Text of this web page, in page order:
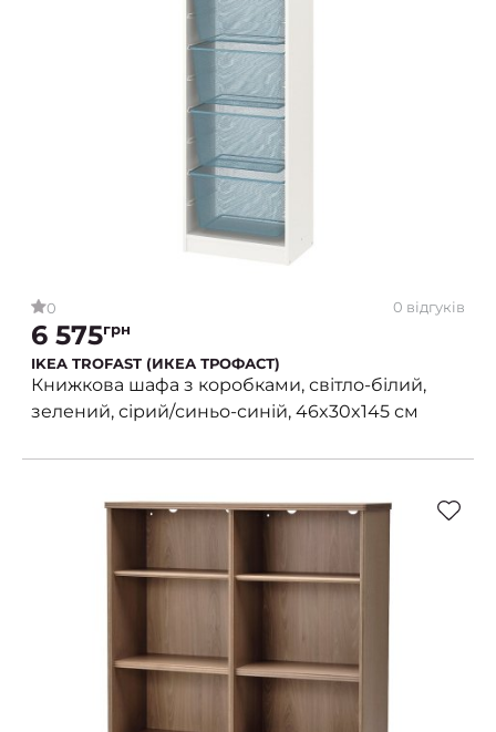
0 0 відгуків
6 575грн
IKEA TROFAST (ИКЕА ТРОФАСТ)
Книжкова шафа з коробками, світло-білий,
зелений, сірий/синьо-синій, 46x30x145 см